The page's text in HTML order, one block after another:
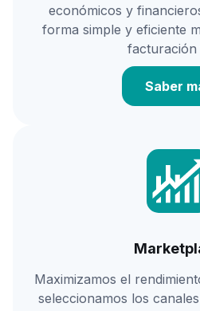
económicos y
forma simple y eficiente
facturación
Saber
Maximizamos el
seleccionamos los